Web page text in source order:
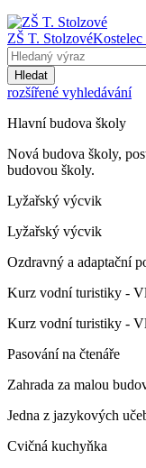
ZŠ T. StolzovéKostelec
Hledat
rozšířené vyhledávání
Hlavní budova školy
Nová budova školy,
budovou školy.
Lyžařský výcvik
Lyžařský výcvik
Ozdravný a adaptační
Kurz vodní turistiky -
Kurz vodní turistiky -
Pasování na čtenáře
Zahrada za malou
Jedna z jazykových
Cvičná kuchyňka